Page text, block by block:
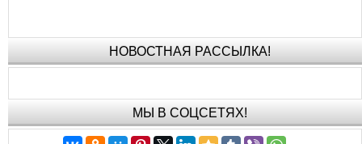
НОВОСТНАЯ РАССЫЛКА!
МЫ В СОЦСЕТЯХ!